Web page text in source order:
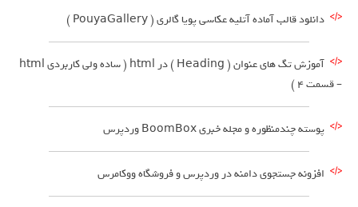
دانلود قالب آماده آتلیه عکاسی پویا گالری ( PouyaGallery )
آموزش تگ های عنوان ( Heading ) در html ( ساده ولی کاربردی html
– قسمت 4 )
پوسته چندمنظوره و مجله خبری BoomBox وردپرس
افزونه جستجوی دامنه در وردپرس و فروشگاه ووکامرس